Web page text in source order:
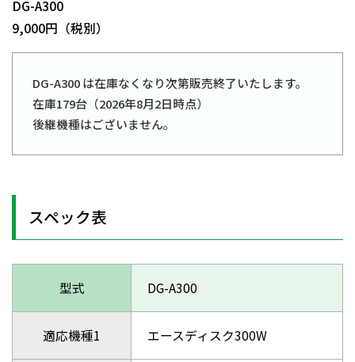
DG-A300
9,000円（税別）
DG-A300 は在庫なくなり次第販売終了いたします。
在庫179台（2026年8月2日時点）
後継機種はございません。
スペック表
型式 DG-A300
適応機種1 エースディスク300W